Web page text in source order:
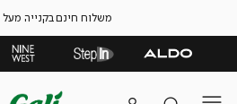
משלוח חינם בקנייה מעל 199 ש"ח